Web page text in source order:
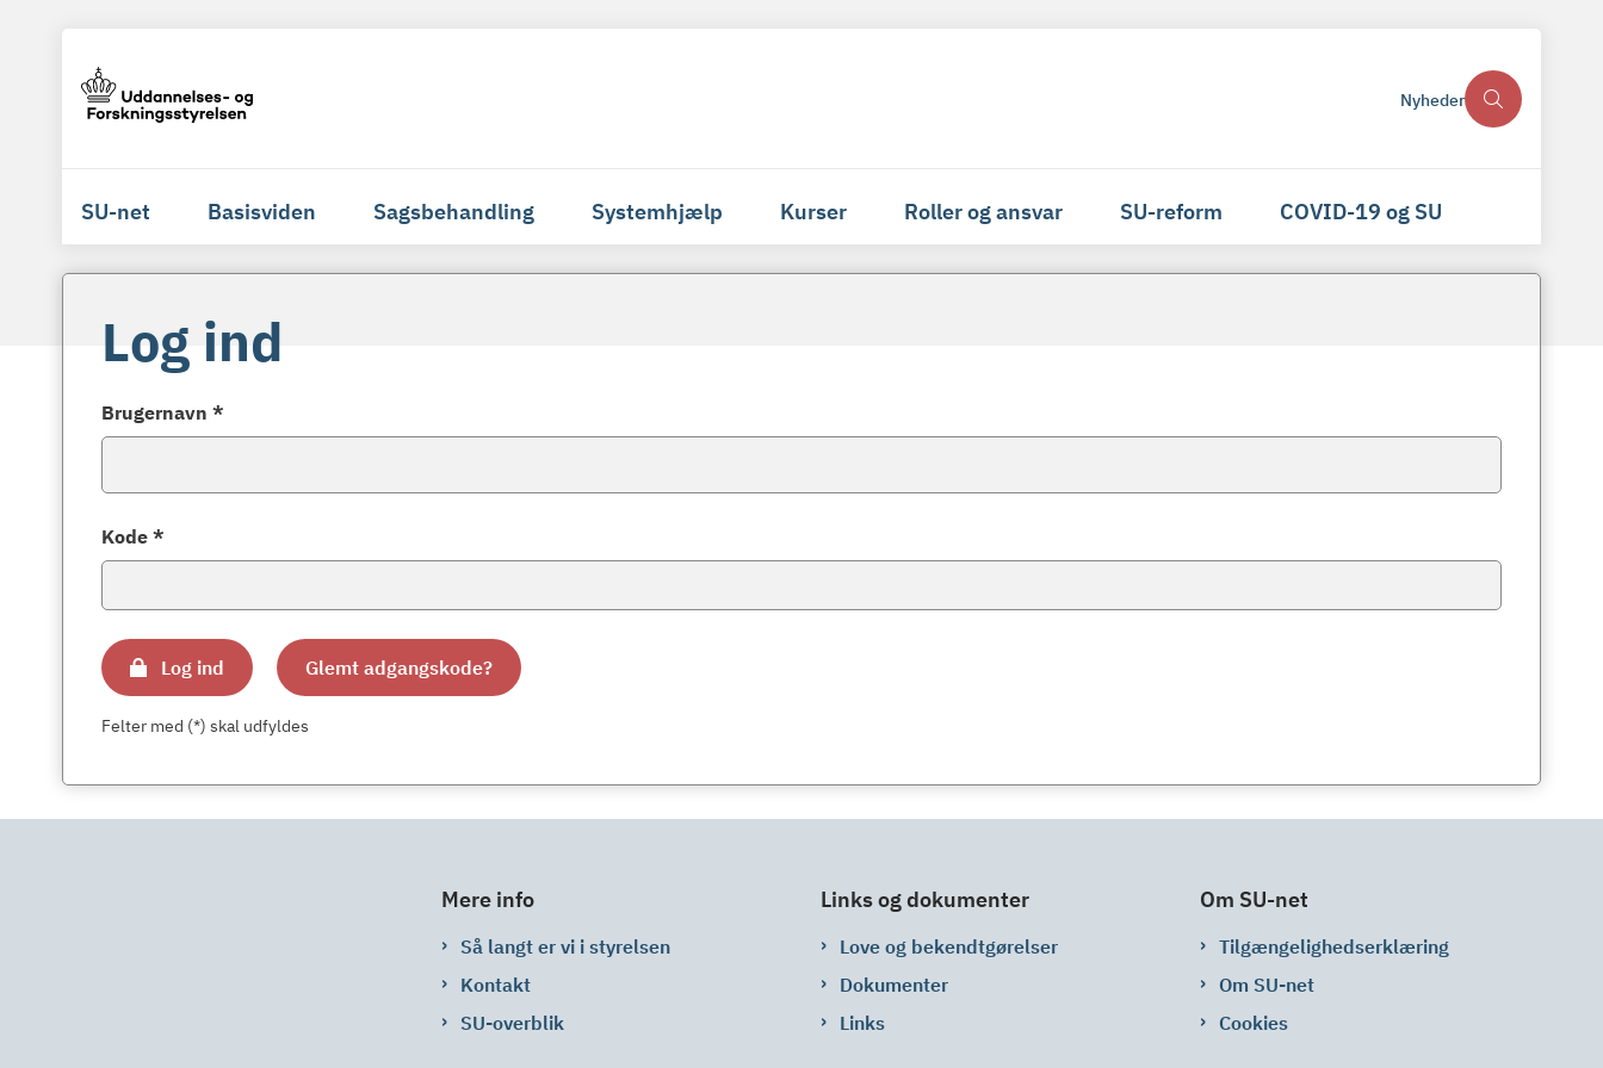
Nyheder
SU-net Basisviden Sagsbehandling Systemhjælp Kurser Roller og ansvar SU-reform COVID-19 og SU
Log ind
Brugernavn *
Kode *
Log ind Glemt adgangskode?
Felter med (*) skal udfyldes
Mere info
Så langt er vi i styrelsen
Kontakt
SU-overblik
Links og dokumenter
Love og bekendtgørelser
Dokumenter
Links
Om SU-net
Tilgængelighedserklæring
Om SU-net
Cookies